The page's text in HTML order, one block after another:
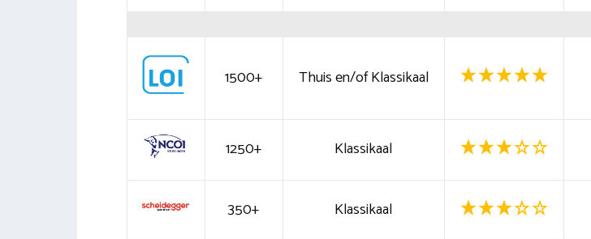
1500+ Thuis en/of Klassikaal
1250+ Klassikaal
350+ Klassikaal